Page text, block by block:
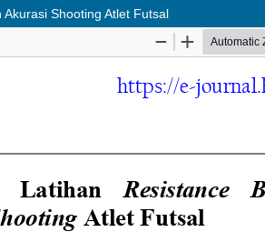
Shooting Atlet Futsal